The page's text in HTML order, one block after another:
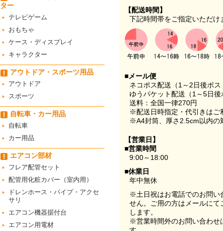
ター
テレビゲーム
おもちゃ
ケース・ディスプレイ
キャラクター
アウトドア・スポーツ用品
アウトドア
スポーツ
自転車・カー用品
自転車
カー用品
エアコン部材
フレア配管セット
配管用化粧カバー（室内用）
ドレンホース・パイプ・アクセ
サリ
エアコン機器据付台
エアコン用電材
【配送時間】
下記時間帯をご指定いただけ
■メール便
ネコポス配送（1～2日後ポ
ゆうパケット配送（1～5日
送料：全国一律270円
※配送日時指定・代引きはご
※A4封筒、厚さ2.5cm以内の
【営業日】
■営業時間
9:00～18:00
■休業日
年中無休
※土日祝はお電話でのお問い
せん。ご用の方はメールに
します。
※営業時間外のお問い合わせ